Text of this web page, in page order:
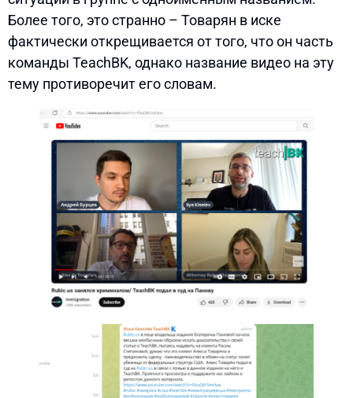
Более того, это странно – Товарян в иске
фактически открещивается от того, что он часть
команды TeachBK, однако название видео на эту
тему противоречит его словам.